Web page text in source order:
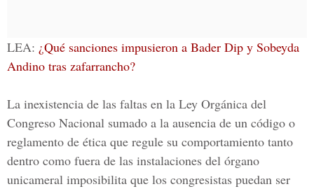
LEA: ¿Qué sanciones impusieron a Bader Dip y Sobeyda
Andino tras zafarrancho?
La inexistencia de las faltas en la Ley Orgánica del
Congreso Nacional sumado a la ausencia de un código o
reglamento de ética que regule su comportamiento tanto
dentro como fuera de las instalaciones del órgano
unicameral imposibilita que los congresistas puedan ser